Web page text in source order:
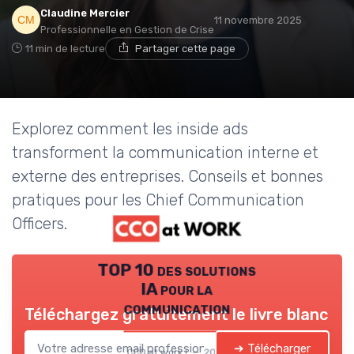
Claudine Mercier
Professionnelle en Gestion de Crise
11 novembre 2025
11 min de lecture Partager cette page
Explorez comment les inside ads
transforment la communication interne et
externe des entreprises. Conseils et bonnes
pratiques pour les Chief Communication
Officers.
TOP 10 des solutions
IA pour la
communication
Téléchargez gratuitement le livre blanc
➔ Télécharger